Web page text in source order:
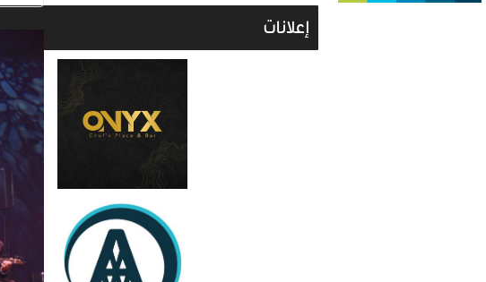
إعلانات